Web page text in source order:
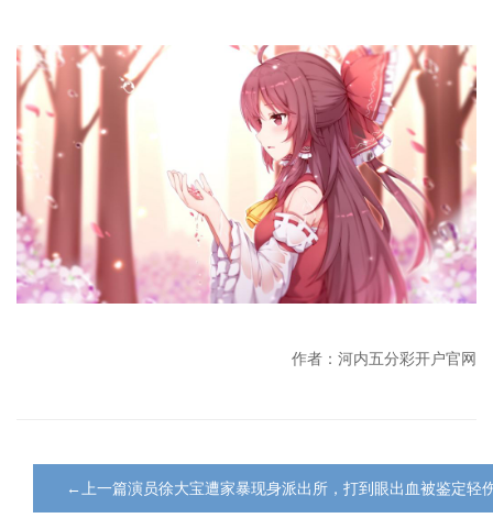
作者：河内五分彩开户官网
←上一篇演员徐大宝遭家暴现身派出所，打到眼出血被鉴定轻